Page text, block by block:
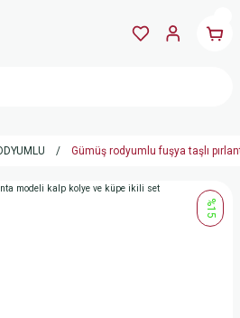
Gümüş rodyumlu fuşya taşlı
%15